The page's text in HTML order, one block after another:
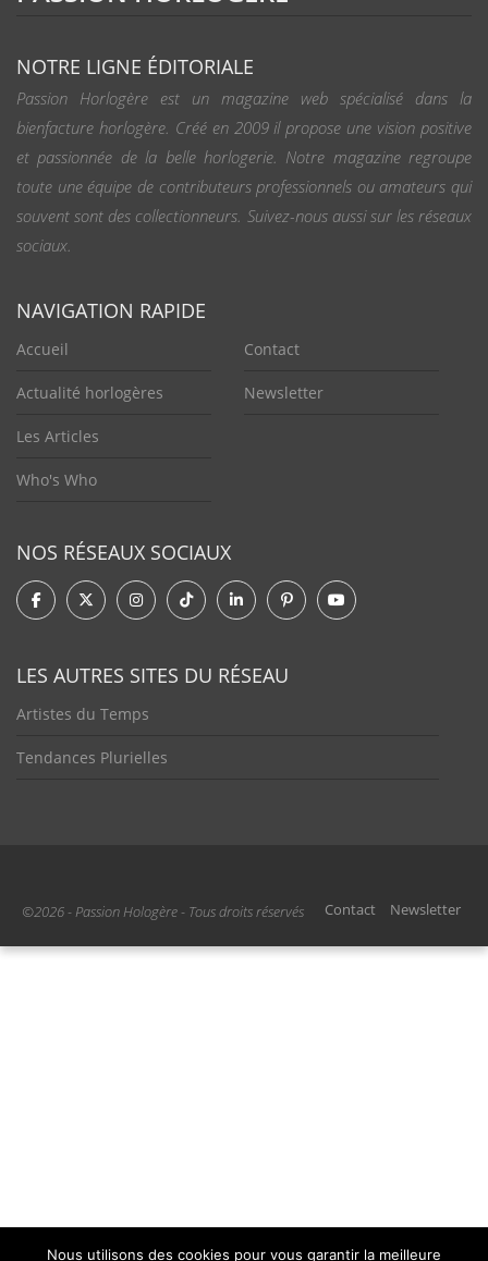
NOTRE LIGNE ÉDITORIALE
Passion Horlogère est un magazine web spécialisé dans la
bienfacture horlogère. Créé en 2009 il propose une vision positive
et passionnée de la belle horlogerie. Notre magazine regroupe
toute une équipe de contributeurs professionnels ou amateurs qui
souvent sont des collectionneurs. Suivez-nous aussi sur les réseaux
sociaux.
NAVIGATION RAPIDE
Accueil
Actualité horlogères
Les Articles
Who's Who
Contact
Newsletter
NOS RÉSEAUX SOCIAUX
LES AUTRES SITES DU RÉSEAU
Artistes du Temps
Tendances Plurielles
©2026 - Passion Hologère - Tous droits réservés Contact Newsletter
Nous utilisons des cookies pour vous garantir la meilleure